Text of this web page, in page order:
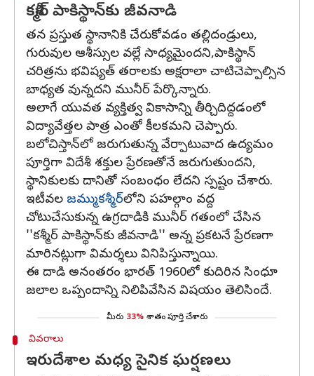
కశ్మీర్ పాకిస్థాన్‌కు జీవనాడి
తన ప్రస్తుత స్థానానికి చేరుకోవడం తల్లిదండ్రులు,
గురువుల ఆశీస్సుల వల్లే సాధ్యమైందని,పాకిస్థాన్‌
చరిత్రను భవిష్యత్ తరాలకు అక్షరాలా చాటిచెప్పాల్సిన
బాధ్యత వున్నదని మునీర్ పేర్కొన్నారు.
అలాగే యువత వ్యక్తిత్వ వికాసాన్ని తీర్చిదిద్దడంలో
విద్యావేత్తల పాత్ర ఎంతో కీలకమని చెప్పారు.
బలోచిస్తాన్‌లో జరుగుతున్న వేర్పాటువాద ఉద్యమం
పూర్తిగా విదేశీ శక్తుల ప్రేరణతోనే జరుగుతుందని,
స్థానికుల‌కు దానితో సంబంధం లేదని స్పష్టం చేశారు.
ఇటీవల జమ్ముకశ్మీర్‌లోని పహల్గాం వద్ద
చోటుచేసుకున్న ఉగ్రదాడికి మునీర్‌ గతంలో చేసిన
''కశ్మీర్ పాకిస్థాన్‌కు జీవనాడి'' అన్న ప్రకటనే ప్రేరణగా
మారినట్లుగా విమర్శలు వినిపిస్తున్నాయి.
ఈ దాడి అనంతరం భారత్ 1960లో కుదిరిన సింధూ
జలాల ఒప్పందాన్ని నిలిపివేసిన విషయం తెలిసిందే.
మీరు 33% శాతం పూర్తి చేశారు
వివరాలు
ఇరుదేశాల మధ్య సైనిక ఘర్షణలు